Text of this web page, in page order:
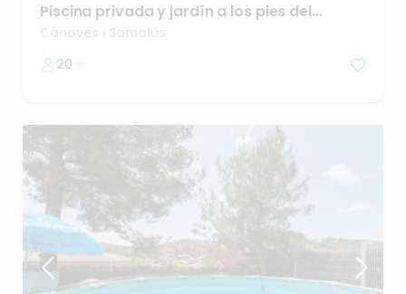
Piscina privaday jardín a los pies del
Montseny
Cànoves i Samalús
20